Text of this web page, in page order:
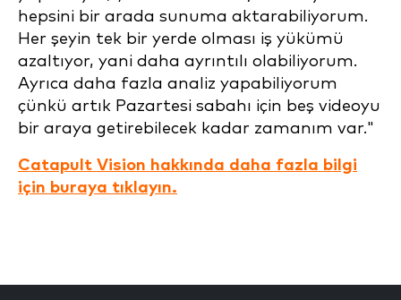
hepsini bir arada sunuma aktarabiliyorum.
Her şeyin tek bir yerde olması iş yükümü
azaltıyor, yani daha ayrıntılı olabiliyorum.
Ayrıca daha fazla analiz yapabiliyorum
çünkü artık Pazartesi sabahı için beş videoyu
bir araya getirebilecek kadar zamanım var."
Catapult Vision hakkında daha fazla bilgi
için buraya tıklayın.